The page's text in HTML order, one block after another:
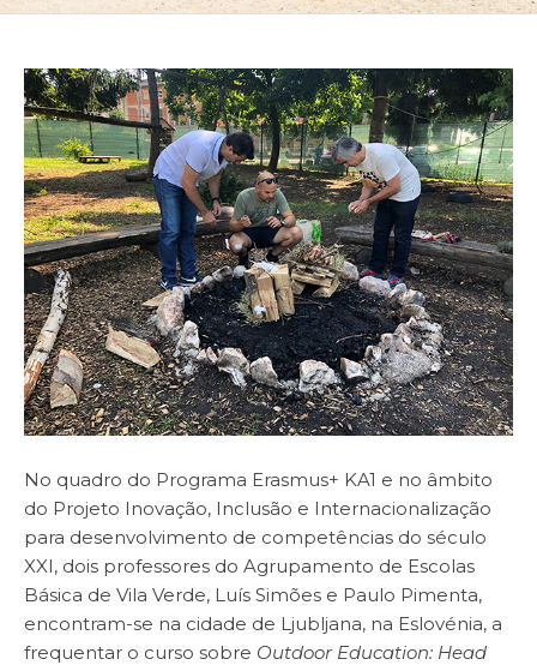
No quadro do Programa Erasmus+ KA1 e no âmbito
do Projeto Inovação, Inclusão e Internacionalização
para desenvolvimento de competências do século
XXI, dois professores do Agrupamento de Escolas
Básica de Vila Verde, Luís Simões e Paulo Pimenta,
encontram-se na cidade de Ljubljana, na Eslovénia, a
frequentar o curso sobre Outdoor Education: Head